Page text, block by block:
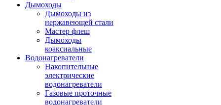
Дымоходы
Дымоходы из
нержавеющей стали
Мастер флеш
Дымоходы
коаксиальные
Водонагреватели
Накопительные
электрические
водонагреватели
Газовые проточные
водонагреватели